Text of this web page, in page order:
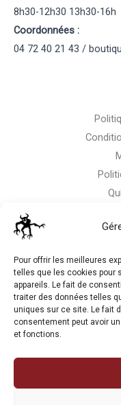
Pour offrir les meilleures
telles que les cookies pour
appareils. Le fait de
traiter des données telles
uniques sur ce site. Le fait
consentement peut avoir
et fonctions.
8h30-12h30 13h30-16h
Coordonnées :
04 72 40 21 43 /
La RC n'est pas notre